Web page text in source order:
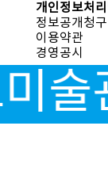
개인정보처리
정보공개청구
이용약관
경영공시
술